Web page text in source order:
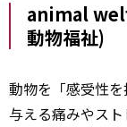
animal
動物福祉)
動物を「感受性を
与える痛みやス